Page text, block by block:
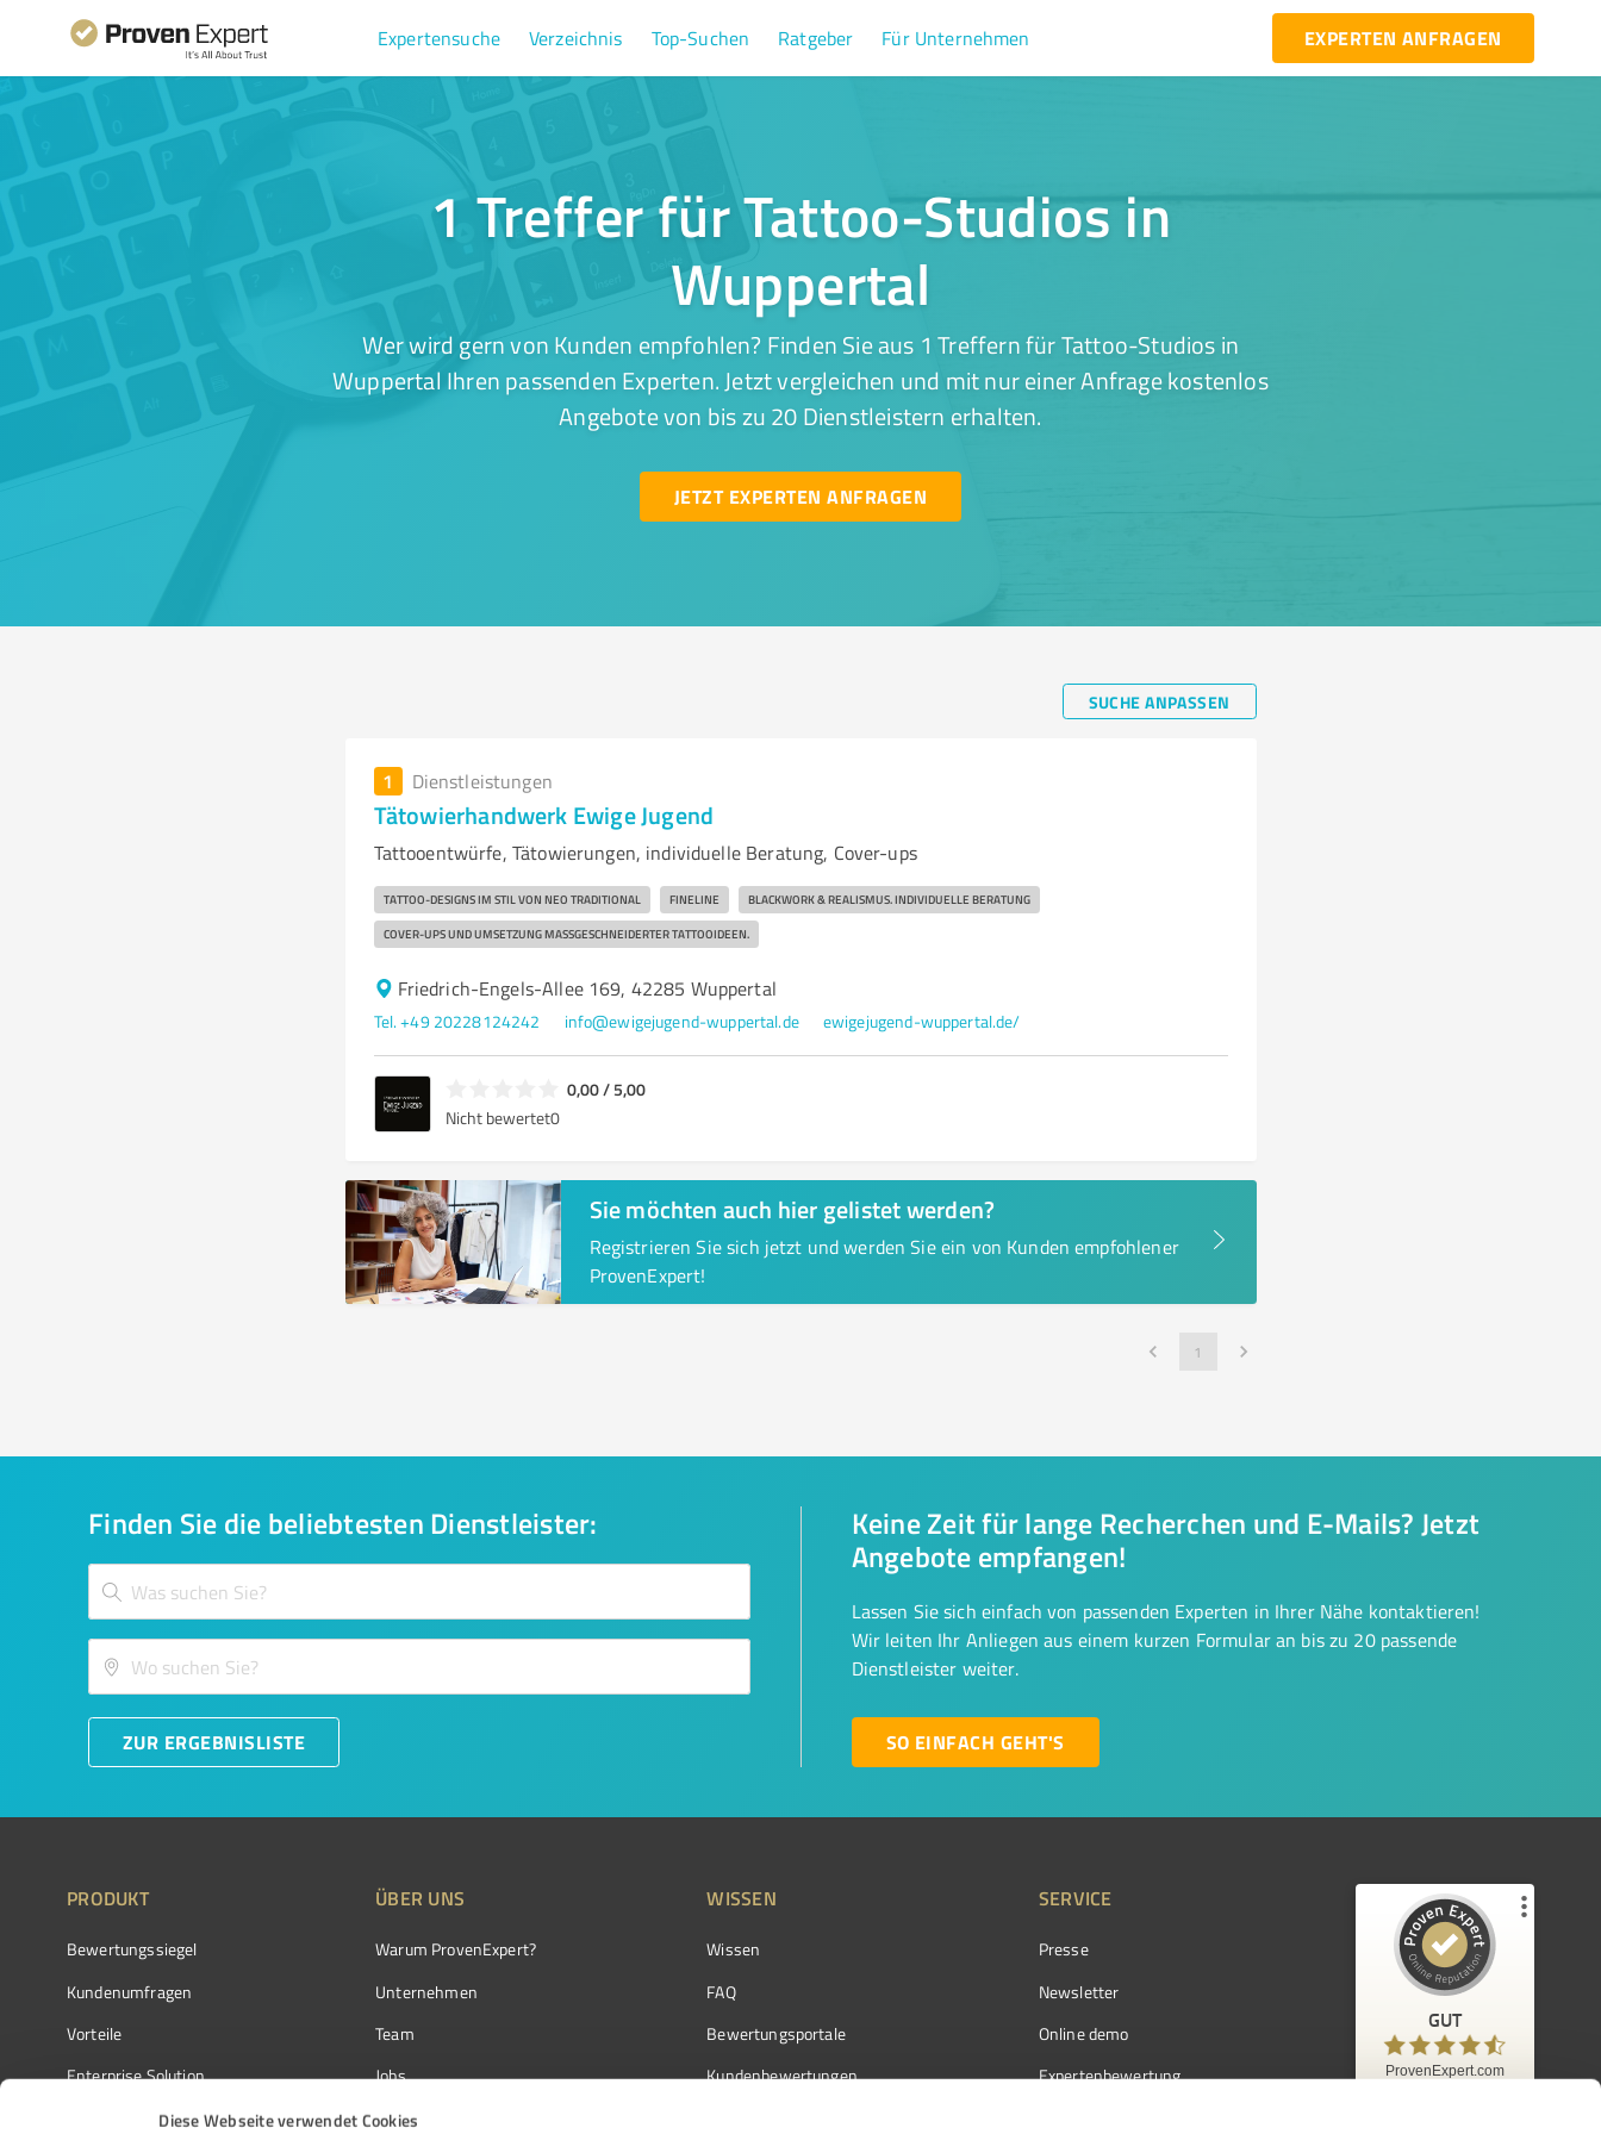
Diese Webseite verwendet Cookies
Expertensuche Verzeichnis Top-Suchen Ratgeber Für Unternehmen EXPERTEN ANFRAGEN
1 Treffer für Tattoo-Studios in
Wuppertal
Wer wird gern von Kunden empfohlen? Finden Sie aus 1 Treffern für Tattoo-Studios in
Wuppertal Ihren passenden Experten. Jetzt vergleichen und mit nur einer Anfrage kostenlos
Angebote von bis zu 20 Dienstleistern erhalten.
JETZT EXPERTEN ANFRAGEN
SUCHE ANPASSEN
1 Dienstleistungen
Tätowierhandwerk Ewige Jugend
Tattooentwürfe, Tätowierungen, individuelle Beratung, Cover-ups
TATTOO-DESIGNS IM STIL VON NEO TRADITIONAL FINELINE BLACKWORK & REALISMUS. INDIVIDUELLE BERATUNG
COVER-UPS UND UMSETZUNG MASSGESCHNEIDERTER TATTOOIDEEN.
Friedrich-Engels-Allee 169, 42285 Wuppertal
Tel. +49 20228124242 info@ewigejugend-wuppertal.de ewigejugend-wuppertal.de/
0,00 / 5,00
Nicht bewertet0
Sie möchten auch hier gelistet werden?
Registrieren Sie sich jetzt und werden Sie ein von Kunden empfohlener
ProvenExpert!
1
Finden Sie die beliebtesten Dienstleister:
ZUR ERGEBNISLISTE
Keine Zeit für lange Recherchen und E-Mails? Jetzt
Angebote empfangen!
Lassen Sie sich einfach von passenden Experten in Ihrer Nähe kontaktieren!
Wir leiten Ihr Anliegen aus einem kurzen Formular an bis zu 20 passende
Dienstleister weiter.
SO EINFACH GEHT'S
PRODUKT
Bewertungssiegel
Kundenumfragen
Vorteile
Enterprise Solution
Partnerprogramm
ÜBER UNS
Warum ProvenExpert?
Unternehmen
Team
Jobs
Kundenstimmen
WISSEN
Wissen
FAQ
Bewertungsportale
Kundenbewertungen
SERVICE
Presse
Newsletter
Online demo
Expertenbewertung
GUT
ProvenExpert.com
Kundenbewertungen und Erfahrungen zu
ProvenExpert.com
97
%
Empfehlungen auf
ProvenExpert.com
4,42
/
5,00